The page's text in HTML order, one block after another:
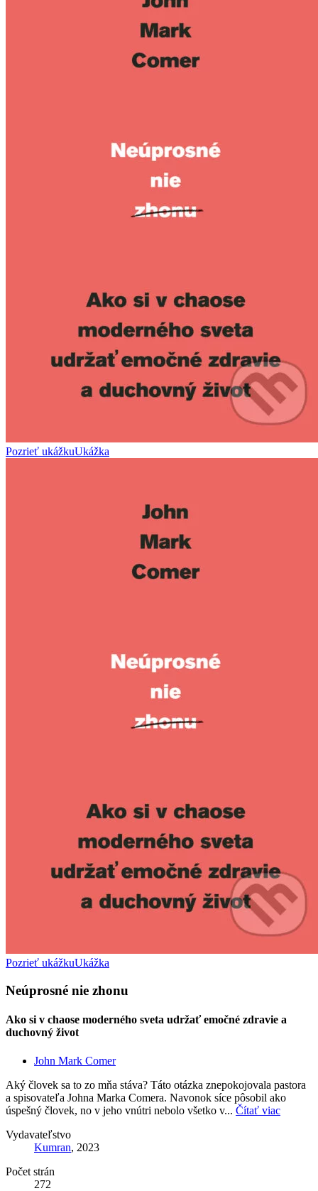
Pozrieť ukážkuUkážka
Pozrieť ukážkuUkážka
Neúprosné nie zhonu
Ako si v chaose moderného sveta udržať emočné zdravie a
duchovný život
John Mark Comer
Aký človek sa to zo mňa stáva? Táto otázka znepokojovala pastora
a spisovateľa Johna Marka Comera. Navonok síce pôsobil ako
úspešný človek, no v jeho vnútri nebolo všetko v... Čítať viac
Vydavateľstvo
Kumran, 2023
Počet strán
272